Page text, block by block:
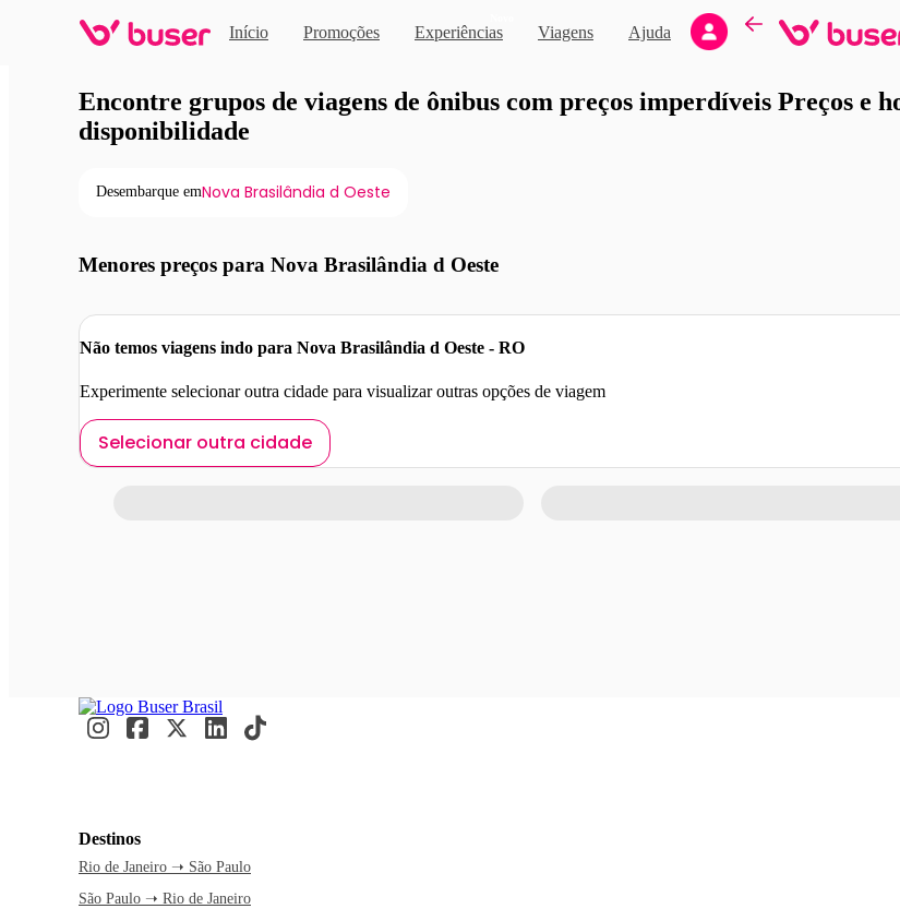
Início Promoções Experiências Viagens Ajuda
Viagens de ônibus em promoção
Encontre grupos de viagens de ônibus com preços imperdíveis Preços e
disponibilidade
Desembarque emNova Brasilândia d Oeste
Menores preços para Nova Brasilândia d Oeste
Não temos viagens indo para Nova Brasilândia d Oeste - RO
Experimente selecionar outra cidade para visualizar outras opções de viagem
Selecionar outra cidade
Destinos
Rio de Janeiro ➝ São Paulo
São Paulo ➝ Rio de Janeiro